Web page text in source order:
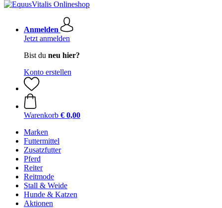
Anmelden
Jetzt anmelden
Bist du neu hier?
Konto erstellen
Warenkorb € 0,00
Marken
Futtermittel
Zusatzfutter
Pferd
Reiter
Reitmode
Stall & Weide
Hunde & Katzen
Aktionen